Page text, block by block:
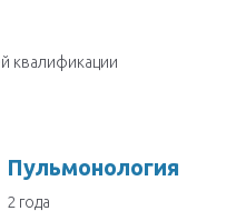
квалификации
Пульмонология
2 года